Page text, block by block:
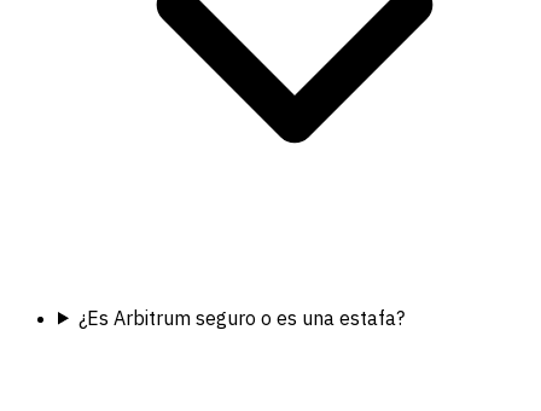
¿Es Arbitrum seguro o es una estafa?